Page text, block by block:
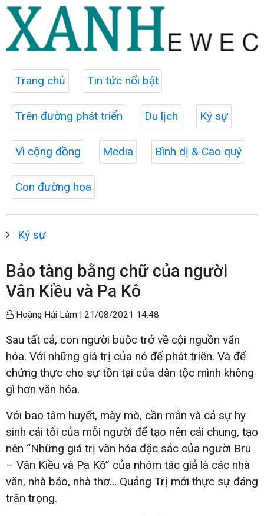
Trang chủ Tin tức nổi bật
Trên đường phát triển Du lịch Ký sự
Vì cộng đồng Media Bình dị & Cao quý
Con đường hoa
Ký sự
Bảo tàng bằng chữ của người
Vân Kiều và Pa Kô
Hoàng Hải Lâm | 21/08/2021 14:48
Sau tất cả, con người buộc trở về cội nguồn văn
hóa. Với những giá trị của nó để phát triển. Và để
chứng thực cho sự tồn tại của dân tộc mình không
gì hơn văn hóa.
Với bao tâm huyết, mày mò, cần mẫn và cả sự hy
sinh cái tôi của mỗi người để tạo nên cái chung, tạo
nên “Những giá trị văn hóa đặc sắc của người Bru
– Vân Kiều và Pa Kô” của nhóm tác giả là các nhà
văn, nhà báo, nhà thơ… Quảng Trị mới thực sự đáng
trân trọng.